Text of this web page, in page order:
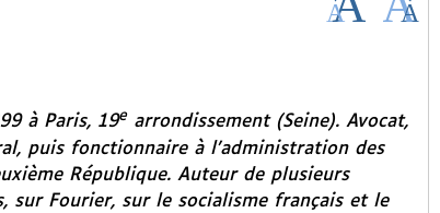
à Paris, 19earrondissement (Seine). Avocat,
puis fonctionnaire à l’administration des
République. Auteur de plusieurs
Fourier, sur le socialisme français et le